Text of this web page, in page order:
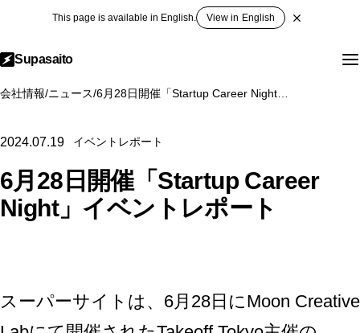
This page is available in English. View in English
Supasaito
会社情報/ニュース/
2024.07.19 イベントレポート
6月28日開催「Startup Career
Night」イベントレポート
スーパーサイトは、6月28日にMoon Creative